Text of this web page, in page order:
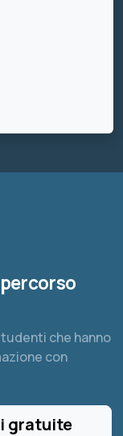
che hanno
con
gratuite